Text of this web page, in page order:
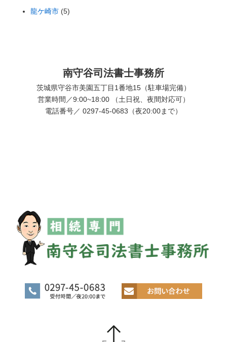
龍ケ崎市 (5)
南守谷司法書士事務所
茨城県守谷市美園五丁目1番地15（駐車場完備）
営業時間／9:00~18:00 （土日祝、夜間対応可）
電話番号／ 0297-45-0683（夜20:00まで）